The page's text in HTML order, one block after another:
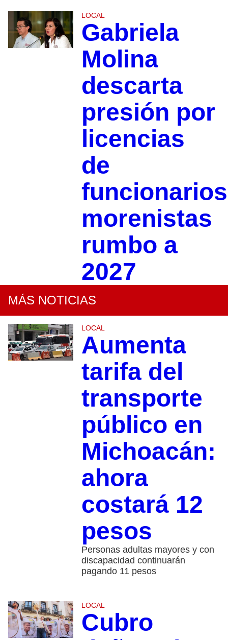
LOCAL
Gabriela
Molina
descarta
presión por
licencias
de
funcionarios
morenistas
rumbo a
2027
MÁS NOTICIAS
LOCAL
Aumenta
tarifa del
transporte
público en
Michoacán:
ahora
costará 12
pesos
Personas adultas mayores y con
discapacidad continuarán
pagando 11 pesos
LOCAL
Cubro